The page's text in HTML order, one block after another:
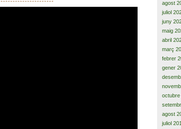
agost
juliol
juny
maig
abril
març
febrer
gener
octubre
agost
juliol